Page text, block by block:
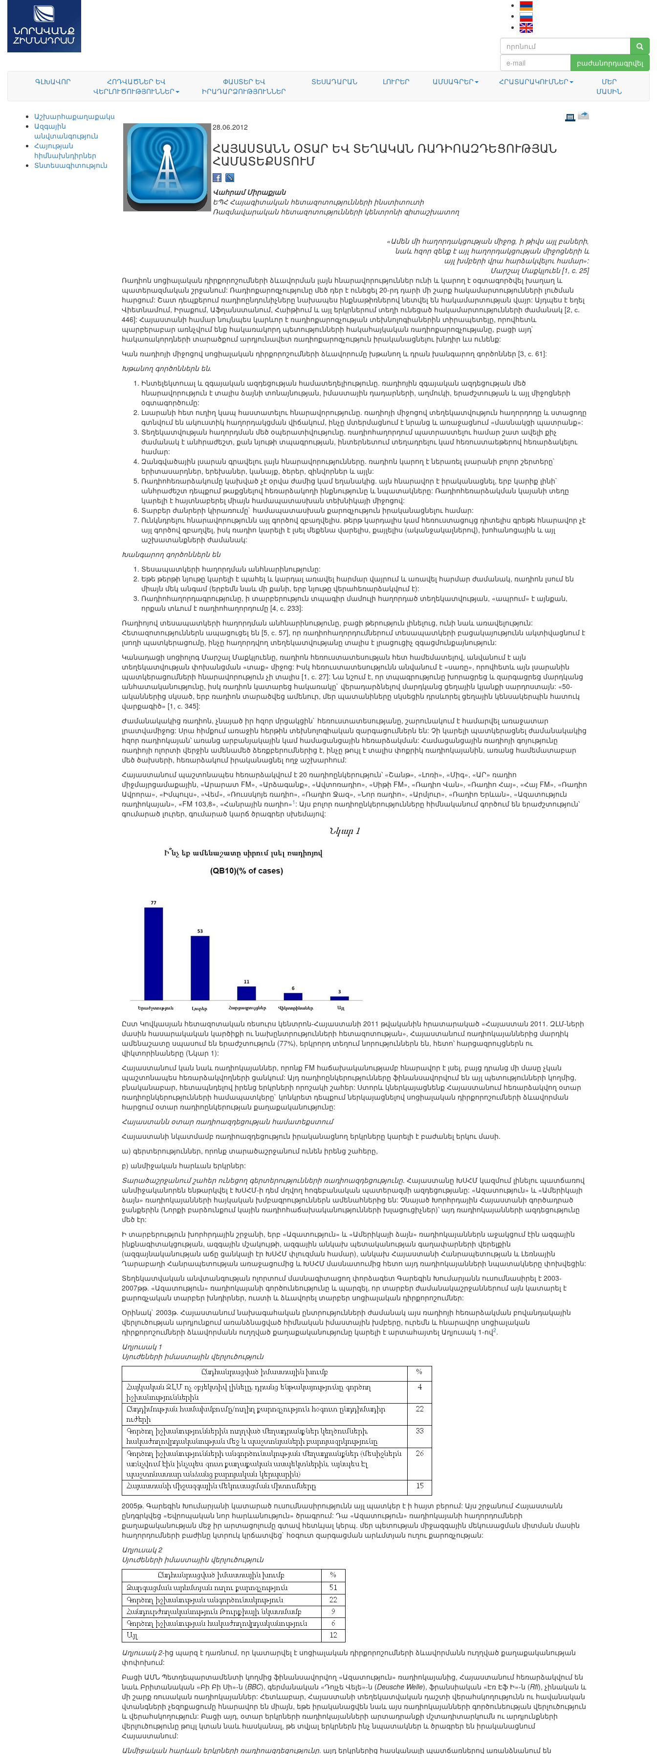
բաժանորդագրվել
ԳԼԽԱՎՈՐ
ՀՈԴՎԱԾՆԵՐ ԵՎ
ՎԵՐԼՈՒԾՈՒԹՅՈՒՆՆԵՐ
ՓԱՍՏԵՐ ԵՎ
ԻՐԱԴԱՐՁՈՒԹՅՈՒՆՆԵՐ
ՏԵՍԱԴԱՐԱՆ ԼՈՒՐԵՐ ԱՄՍԱԳՐԵՐ ՀՐԱՏԱՐԱԿՈՒՄՆԵՐ
ՄԵՐ
ՄԱՍԻՆ
Աշխարհաքաղաքականություն
Ազգային
անվտանգություն
Հայության
հիմնախնդիրներ
Տնտեսագիտություն
28.06.2012
ՀԱՅԱՍՏԱՆՆ ՕՏԱՐ ԵՎ ՏԵՂԱԿԱՆ ՌԱԴԻՈԱԶԴԵՑՈՒԹՅԱՆ
ՀԱՄԱՏԵՔՍՏՈՒՄ
Վահրամ Միրաքյան
ԵՊՀ Հայագիտական հետազոտությունների ինստիտուտի
Ռազմավարական հետազոտությունների կենտրոնի գիտաշխատող
«Ամեն մի հաղորդակցության միջոց, ի թիվս այլ բաների,
նաև հզոր զենք է այլ հաղորդակցության միջոցների և
այլ խմբերի վրա հարձակվելու համար»:
Մարշալ Մաքկլուեն [1, c. 25]
Ռադիոն սոցիալական դիրքորոշումների ձևավորման լայն հնարավորություններ ունի և կարող է օգտագործվել խաղաղ և
պատերազմական շրջանում: Ռադիոքարոզչությունը մեծ դեր է ունեցել 20-րդ դարի մի շարք հակամարտությունների լուծման
հարցում: Շատ դեպքերում ռադիոընդունիչները նախապես ինքնաթիռներով նետվել են հակամարտության վայր: Այդպես է եղել
Վիետնամում, Իրաքում, Աֆղանստանում, Հաիթիում և այլ երկրներում տեղի ունեցած հակամարտությունների ժամանակ [2, с.
446]: Հայաստանի համար նույնպես կարևոր է ռադիոքարոզչության տեխնոլոգիաներին տիրապետելը, որովհետև
պարբերաբար առնչվում ենք հակառակորդ պետությունների հակահայկական ռադիոքարոզչությանը, բացի այդ`
հակառակորդների տարածքում արդյունավետ ռադիոքարոզչություն իրականացնելու խնդիր ևս ունենք:
Կան ռադիոյի միջոցով սոցիալական դիրքորոշումների ձևավորումը խթանող և դրան խանգարող գործոններ [3, с. 61]:
Խթանող գործոններն են.
Ինտելեկտուալ և զգայական ազդեցության համատեղելիությունը. ռադիոյին զգայական ազդեցության մեծ
հնարավորություն է տալիս ձայնի տոնայնության, իմաստային դադարների, աղմուկի, երաժշտության և այլ միջոցների
օգտագործումը:
Լսարանի հետ ուղիղ կապ հաստատելու հնարավորությունը. ռադիոյի միջոցով տեղեկատվություն հաղորդողը և ստացողը
գտնվում են ակուստիկ հաղորդակցման վիճակում, ինչը մտերմացնում է նրանց և առաջացնում «մասնակցի պատրանք»:
Տեղեկատվության հաղորդման մեծ օպերատիվությունը. ռադիոհաղորդում պատրաստելու համար շատ ավելի քիչ
ժամանակ է անհրաժեշտ, քան նյութի տպագրության, ինտերնետում տեղադրելու կամ հեռուստաեթերով հեռարձակելու
համար:
Զանգվածային լսարան գրավելու լայն հնարավորությունները. ռադիոն կարող է ներառել լսարանի բոլոր շերտերը`
երիտասարդներ, երեխաներ, կանայք, ծերեր, զինվորներ և այլն:
Ռադիոհեռարձակումը կախված չէ օրվա ժամից կամ եղանակից. այն հնարավոր է իրականացնել, երբ կարիք լինի`
անհրաժեշտ դեպքում թաքցնելով հեռարձակողի ինքնությունը և նպատակները: Ռադիոհեռարձակման կայանի տեղը
կարելի է հայտնաբերել միայն համապատասխան տեխնիկայի միջոցով:
Տարբեր ժանրերի կիրառումը` համապատասխան քարոզչություն իրականացնելու համար:
Ունկնդրելու հնարավորությունն այլ գործով զբաղվելիս. թերթ կարդալիս կամ հեռուստացույց դիտելիս գրեթե հնարավոր չէ
այլ գործով զբաղվել, իսկ ռադիո կարելի է լսել մեքենա վարելիս, քայլելիս (ականջակալներով), խոհանոցային և այլ
աշխատանքների ժամանակ:
Խանգարող գործոններն են
Տեսապատկերի հաղորդման անհնարինությունը:
Եթե թերթի նյութը կարելի է պահել և կարդալ առավել հարմար վայրում և առավել հարմար ժամանակ, ռադիոն լսում են
միայն մեկ անգամ (երբեմն նաև մի քանի, երբ նյութը վերահեռարձակվում է):
Ռադիոհաղորդագրությունը, ի տարբերություն տպագիր մամուլի հաղորդած տեղեկատվության, «ապրում» է այնքան,
որքան տևում է ռադիոհաղորդումը [4, с. 233]:
Ռադիոյով տեսապատկերի հաղորդման անհնարինությունը, բացի թերություն լինելուց, ունի նաև առավելություն:
Հետազոտություններն ապացուցել են [5, с. 57], որ ռադիոհաղորդումներում տեսապատկերի բացակայությունն ակտիվացնում է
լսողի պատկերացումը, ինչը հաղորդվող տեղեկատվությանը տալիս է լրացուցիչ զգացմունքայնություն:
Կանադացի սոցիոլոգ Մարշալ Մաքկլուենը, ռադիոն հեռուստատեսության հետ համեմատելով, անվանում է այն
տեղեկատվության փոխանցման «տաք» միջոց: Իսկ հեռուստատեսությունն անվանում է «սառը», որովհետև այն լսարանին
պատկերացումների հնարավորություն չի տալիս [1, с. 27]: Նա նշում է, որ տպագրությունը խորացրեց և զարգացրեց մարդկանց
անհատականությունը, իսկ ռադիոն կատարեց հակառակը` վերադարձնելով մարդկանց ցեղային կյանքի սարդոստայն: «50-
ականներից սկսած, երբ ռադիոն տարածվեց ամենուր, մեր պատանիները սկսեցին դրսևորել ցեղային կենսակերպին հատուկ
վարքագիծ» [1, с. 345]:
Ժամանակակից ռադիոն, չնայած իր հզոր մրցակցին` հեռուստատեսությանը, շարունակում է համարվել առաջատար
լրատվամիջոց: Սրա հիմքում առաջին հերթին տեխնոլոգիական զարգացումներն են: Չի կարելի պատկերացնել ժամանակակից
հզոր ռադիոկայան՝ առանց արբանյակային կամ համացանցային հեռարձակման: Համացանցային ռադիոյի գոյությունը
ռադիոյի ոլորտի վերջին ամենամեծ ձեռքբերումներից է, ինչը թույլ է տալիս փոքրիկ ռադիոկայանին, առանց համեմատաբար
մեծ ծախսերի, հեռարձակում իրականացնել ողջ աշխարհում:
Հայաստանում պաշտոնապես հեռարձակվում է 20 ռադիոընկերություն՝ «Շանթ», «Լոռի», «Միգ», «ԱՐ» ռադիո
միջմայրցամաքային, «Արարատ FM», «Արձագանք», «Ավտոռադիո», «Սիթի FM», «Ռադիո Վան», «Ռադիո Հայ», «Հայ FM», «Ռադիո
Ավրորա», «Իմպուլս», «Վեմ», «Ռուսսկոյե ռադիո», «Ռադիո Ջազ», «Նոր ռադիո», «Արմլուր», «Ռադիո Երևան», «Ազատություն
ռադիոկայան», «FM 103,8», «Հանրային ռադիո»1 : Այս բոլոր ռադիոընկերությունները հիմնականում գործում են երաժշտություն՝
գումարած լուրեր, գումարած կարճ ծրագրեր սխեմայով:
Ըստ Կովկասյան հետազոտական ռեսուրս կենտրոն-Հայաստանի 2011 թվականին հրատարակած «Հայաստան 2011. ԶԼՄ-ների
մասին հասարակական կարծիքի ու նախընտրությունների հետազոտության», Հայաստանում ռադիոկայաններից մարդիկ
ամենաշատը սպասում են երաժշտություն (77%), երկրորդ տեղում նորություններն են, հետո՝ հարցազրույցներն ու
վիկտորինաները (Նկար 1):
Հայաստանում կան նաև ռադիոկայաններ, որոնք FM հաճախականությամբ հնարավոր է լսել, բայց դրանց մի մասը չկան
պաշտոնապես հեռարձակվողների ցանկում: Այդ ռադիոընկերությունները ֆինանսավորվում են այլ պետությունների կողմից,
բնականաբար, հետապնդելով իրենց երկրների որոշակի շահեր: Ստորև կներկայացնենք Հայաստանում հեռարձակվող օտար
ռադիոընկերությունների համապատկերը` կոնկրետ դեպքում ներկայացնելով սոցիալական դիրքորոշումների ձևավորման
հարցում օտար ռադիոընկերության քաղաքականությունը:
Հայաստանն օտար ռադիոազդեցության համատեքստում
Հայաստանի նկատմամբ ռադիոազդեցություն իրականացնող երկրները կարելի է բաժանել երկու մասի.
ա) գերտերություններ, որոնք տարածաշրջանում ունեն իրենց շահերը,
բ) անմիջական հարևան երկրներ:
Տարածաշրջանում շահեր ունեցող գերտերությունների ռադիոազդեցությունը. Հայաստանը ԽՍՀՄ կազմում լինելու պատճառով
անմիջականորեն ենթարկվել է ԽՍՀՄ-ի դեմ մղվող հոգեբանական պատերազմի ազդեցությանը: «Ազատություն» և «Ամերիկայի
ձայն» ռադիոկայանների հայկական խմբագրություններն ամենահներից են: Չնայած Խորհրդային Հայաստանի գործադրած
ջանքերին (Նորքի բարձունքում կային ռադիոհաճախականությունների խլացուցիչներ)՝ այդ ռադիոկայանների ազդեցությունը
մեծ էր:
Ի տարբերություն խորհրդային շրջանի, երբ «Ազատություն» և «Ամերիկայի ձայն» ռադիոկայաններն աջակցում էին ազգային
ինքնագիտակցության, ազգային մշակույթի, ազգային անկախ պետականության գաղափարների վերելքին
(ազգայնականության աճը ցանկալի էր ԽՍՀՄ փլուզման համար), անկախ Հայաստանի Հանրապետության և Լեռնային
Ղարաբաղի Հանրապետության առաջացումից և ԽՍՀՄ մասնատումից հետո այդ ռադիոկայանների նպատակները փոխվեցին:
Տեղեկատվական անվտանգության ոլորտում մասնագիտացող փորձագետ Գարեգին Խումարյանն ուսումնասիրել է 2003-
2007թթ. «Ազատություն» ռադիոկայանի գործունեությունը և պարզել, որ տարբեր ժամանակաշրջաններում այն կատարել է
քարոզչական տարբեր խնդիրներ, ուստի և ձևավորել տարբեր սոցիալական դիրքորոշումներ:
Օրինակ` 2003թ. Հայաստանում նախագահական ընտրությունների ժամանակ այս ռադիոյի հեռարձակման բովանդակային
վերլուծության արդյունքում առանձնացված հիմնական իմաստային խմբերը, ուրեմն և հնարավոր սոցիալական
դիրքորոշումների ձևավորմանն ուղղված քաղաքականությունը կարելի է արտահայտել Աղյուսակ 1-ով2.
Աղյուսակ 1
Սյուժեների իմաստային վերլուծություն
2005թ. Գարեգին Խումարյանի կատարած ուսումնասիրությունն այլ պատկեր է ի հայտ բերում: Այս շրջանում Հայաստանն
ընդգրկվեց «Եվրոպական նոր հարևանություն» ծրագրում: Դա «Ազատություն» ռադիոկայանի հաղորդումների
քաղաքականության մեջ իր արտացոլումը գտավ հետևյալ կերպ. մեր պետության միջազգային մեկուսացման միտման մասին
հաղորդումների բաժինը կտրուկ կրճատվեց` հօգուտ զարգացման արևմտյան ուղու քարոզչության:
Աղյուսակ 2
Սյուժեների իմաստային վերլուծություն
Աղյուսակ 2-ից պարզ է դառնում, որ կատարվել է սոցիալական դիրքորոշումների ձևավորմանն ուղղված քաղաքականության
փոփոխում:
Բացի ԱՄՆ Պետդեպարտամենտի կողմից ֆինանսավորվող «Ազատություն» ռադիոկայանից, Հայաստանում հեռարձակվում են
նաև Բրիտանական «Բի Բի Սի»-ն (BBC), գերմանական «Դոյչե Վելե»-ն (Deusche Welle), ֆրանսիական «Էռ Էֆ Ի»-ն (Rfi), չինական և
մի շարք ռուսական ռադիոկայաններ: Հետևաբար, Հայաստանի տեղեկատվական դաշտի վերահսկողությունն ու հավանական
վտանգների չեզոքացումը հնարավոր են միայն, եթե իրականացվեն նաև այս ռադիոկայանների գործունեության վերլուծություն
և վերահսկողություն: Բացի այդ, օտար երկրների ռադիոկայանների արտադրանքի մշտադիտարկումն ու արդյունքների
վերլուծությունը թույլ կտան նաև հասկանալ, թե տվյալ երկրներն ինչ նպատակներ և ծրագրեր են իրականացնում
Հայաստանում:
Անմիջական հարևան երկրների ռադիոազդեցությունը. այդ երկրներից հասկանալի պատճառներով առանձնանում են